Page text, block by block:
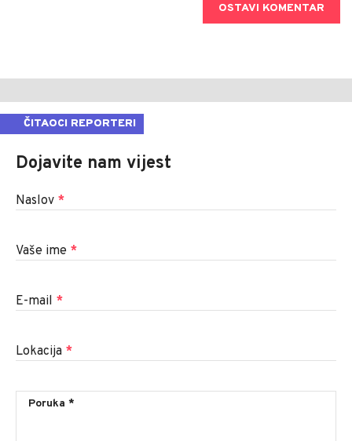
OSTAVI KOMENTAR
ČITAOCI REPORTERI
Dojavite nam vijest
Naslov *
Vaše ime *
E-mail *
Lokacija *